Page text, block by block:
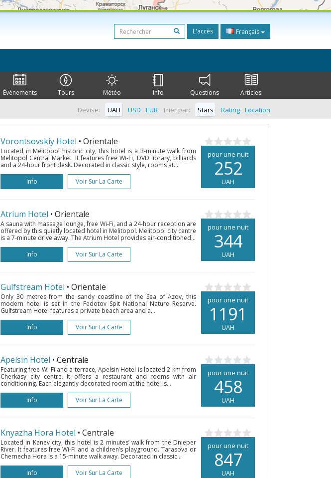
L'accès Français
Événements Tours Météo Info Questions Articles
Trier par: Stars Rating Location
Devise: UAH USD EUR
pour une nuit
252
UAH
Vorontsovskiy Hotel • Orientale
Located in Melitopol historic city, this hotel is a 3-minute walk from
Melitopol Central Market. It features free Wi-Fi, DVD library, billiards
and a 24-hour front desk. Decorated in classic style, rooms at...
Info
Voir Sur La Carte
pour une nuit
344
UAH
Atrium Hotel • Orientale
A sauna with massage lounge, free Wi-Fi, and a 24-hour reception are
offered by this quietly located hotel in Melitopol. Melitopol city centre
is a 7-minute drive away. The Atrium Hotel provides air-conditioned...
Info
Voir Sur La Carte
pour une nuit
1191
UAH
Gulfstream Hotel • Orientale
Only 30 metres from the sandy coastline of the Sea of Azov, this
modern hotel is set in the Fedotov Spit National Nature Reserve.
Gulfstream Hotel features a private beach area and a...
Info
Voir Sur La Carte
pour une nuit
458
UAH
Apelsin Hotel • Centrale
Featuring free Wi-Fi and a terrace, Apelsin Hotel is located 2 km from
Cherkasy city centre. It offers a restaurant and rooms with air
conditioning. Each elegantly decorated room at the hotel is...
Info
Voir Sur La Carte
pour une nuit
847
UAH
Knyazha Hora Hotel • Centrale
Located in Kanev city, this hotel is 2 minutes’ walk from the Dnieper
River. It features free Wi-Fi and a children’s playground. Tarasova or
Chernecha Hora is a 15-minute walk away. Decorated in classic...
Info
Voir Sur La Carte